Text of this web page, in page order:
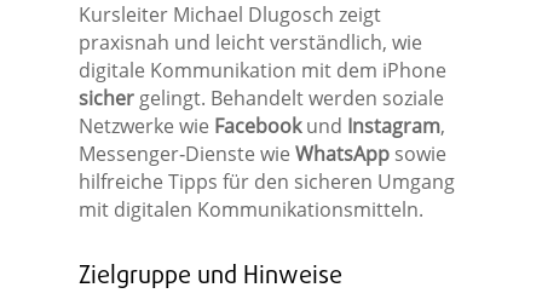
Kursleiter Michael Dlugosch zeigt
praxisnah und leicht verständlich, wie
digitale Kommunikation mit dem iPhone
sichergelingt. Behandelt werden soziale
Netzwerke wie Facebookund Instagram,
Messenger‑Dienste wie WhatsAppsowie
hilfreiche Tipps für den sicheren Umgang
mit digitalen Kommunikationsmitteln.
Zielgruppe und Hinweise